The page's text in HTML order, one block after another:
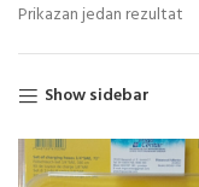
Prikazan jedan rezultat
Show sidebar